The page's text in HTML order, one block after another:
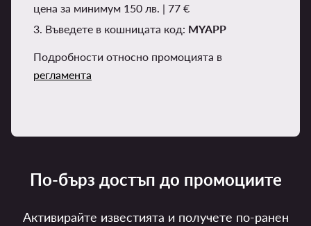
цена за минимум 150 лв. | 77 €
3. Въведете в кошницата код: MYAPP
Подробности относно промоцията в
регламента
По-бърз достъп до промоциите
Активирайте известията и получете по-ранен